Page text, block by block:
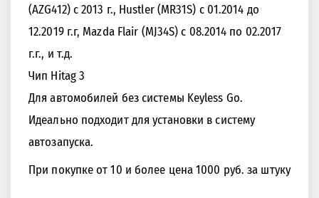
(AZG412) с 2013 г., Hustler (MR31S) с 01.2014 до
12.2019 г.г, Mazda Flair (MJ34S) с 08.2014 по 02.2017
г.г., и т.д.
Чип Hitag 3
Для автомобилей без системы Keyless Go.
Идеально подходит для установки в систему
автозапуска.
При покупке от 10 и более цена 1000 руб. за штуку